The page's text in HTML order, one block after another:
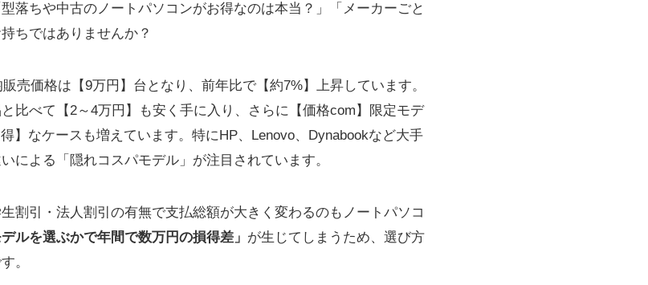
落ちや中古のノートパソコンがお得なのは本当？」「メーカーごと
ちではありませんか？
売価格は【9万円】台となり、前年比で【約7%】上昇しています。
比べて【2～4万円】も安く手に入り、さらに【価格com】限定モデ
】なケースも増えています。特にHP、Lenovo、Dynabookなど大手
による「隠れコスパモデル」が注目されています。
割引・法人割引の有無で支払総額が大きく変わるのもノートパソコ
ルを選ぶかで年間で数万円の損得差」 が生じてしまうため、選び方
。